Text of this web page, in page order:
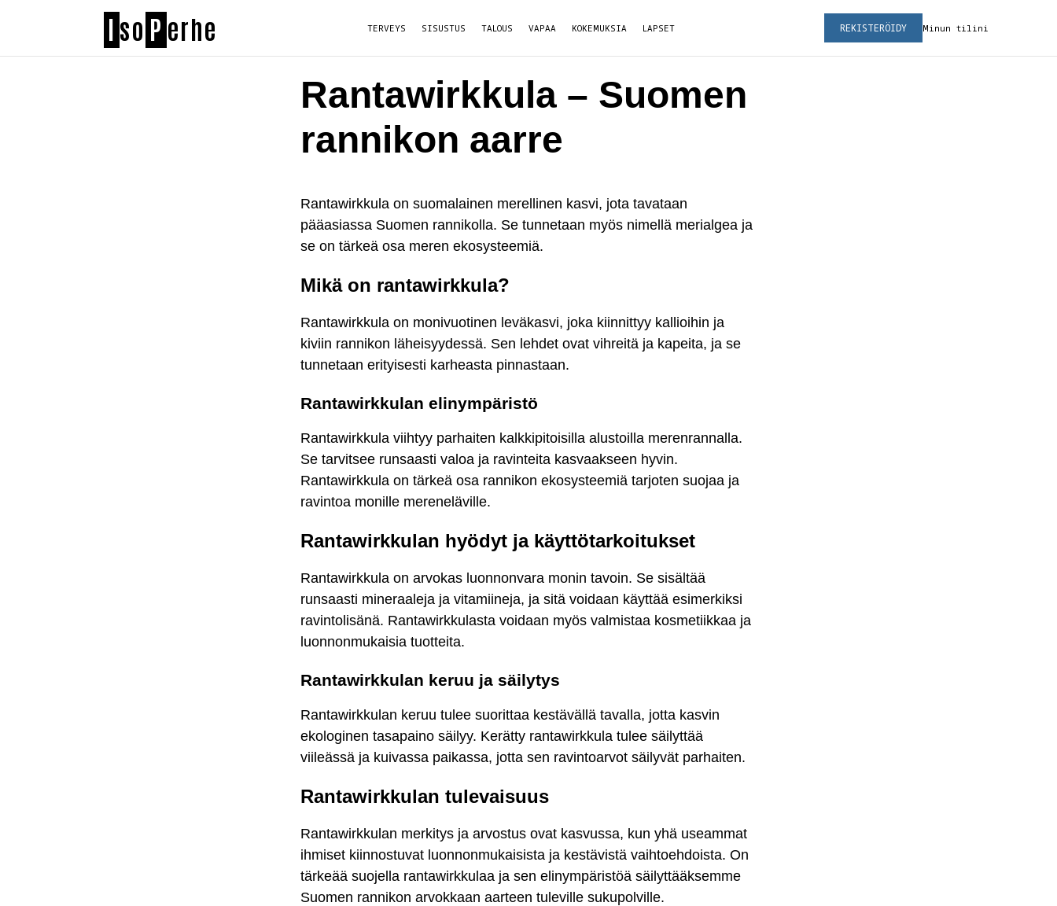
I so P erhe TERVEYS SISUSTUS TALOUS VAPAA KOKEMUKSIA LAPSET Minun tilini
REKISTERÖIDY
Rantawirkkula – Suomen
rannikon aarre
Rantawirkkula on suomalainen merellinen kasvi, jota tavataan
pääasiassa Suomen rannikolla. Se tunnetaan myös nimellä merialgea ja
se on tärkeä osa meren ekosysteemiä.
Mikä on rantawirkkula?
Rantawirkkula on monivuotinen leväkasvi, joka kiinnittyy kallioihin ja
kiviin rannikon läheisyydessä. Sen lehdet ovat vihreitä ja kapeita, ja se
tunnetaan erityisesti karheasta pinnastaan.
Rantawirkkulan elinympäristö
Rantawirkkula viihtyy parhaiten kalkkipitoisilla alustoilla merenrannalla.
Se tarvitsee runsaasti valoa ja ravinteita kasvaakseen hyvin.
Rantawirkkula on tärkeä osa rannikon ekosysteemiä tarjoten suojaa ja
ravintoa monille mereneläville.
Rantawirkkulan hyödyt ja käyttötarkoitukset
Rantawirkkula on arvokas luonnonvara monin tavoin. Se sisältää
runsaasti mineraaleja ja vitamiineja, ja sitä voidaan käyttää esimerkiksi
ravintolisänä. Rantawirkkulasta voidaan myös valmistaa kosmetiikkaa ja
luonnonmukaisia tuotteita.
Rantawirkkulan keruu ja säilytys
Rantawirkkulan keruu tulee suorittaa kestävällä tavalla, jotta kasvin
ekologinen tasapaino säilyy. Kerätty rantawirkkula tulee säilyttää
viileässä ja kuivassa paikassa, jotta sen ravintoarvot säilyvät parhaiten.
Rantawirkkulan tulevaisuus
Rantawirkkulan merkitys ja arvostus ovat kasvussa, kun yhä useammat
ihmiset kiinnostuvat luonnonmukaisista ja kestävistä vaihtoehdoista. On
tärkeää suojella rantawirkkulaa ja sen elinympäristöä säilyttääksemme
Suomen rannikon arvokkaan aarteen tuleville sukupolville.